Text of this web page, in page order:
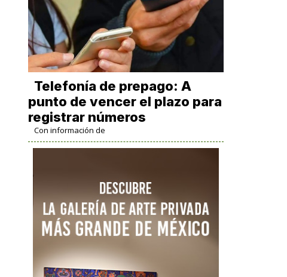
Telefonía de prepago: A
punto de vencer el plazo para
registrar números
Con información de